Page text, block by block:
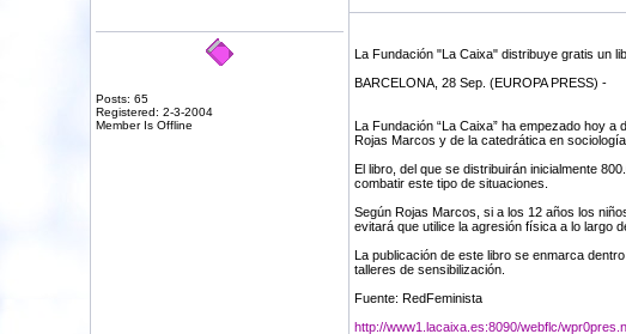
Posts: 65
Registered: 2-3-2004
Member Is Offline
La Fundación "La Caixa" distribuye gratis un
BARCELONA, 28 Sep. (EUROPA PRESS) -
La Fundación “La Caixa” ha empezado hoy
Rojas Marcos y de la catedrática en sociología
El libro, del que se distribuirán inicialmente
combatir este tipo de situaciones.
Según Rojas Marcos, si a los 12 años los
evitará que utilice la agresión física a lo largo
La publicación de este libro se enmarca
talleres de sensibilización.
Fuente: RedFeminista
http://www1.lacaixa.es:8090/webflc/